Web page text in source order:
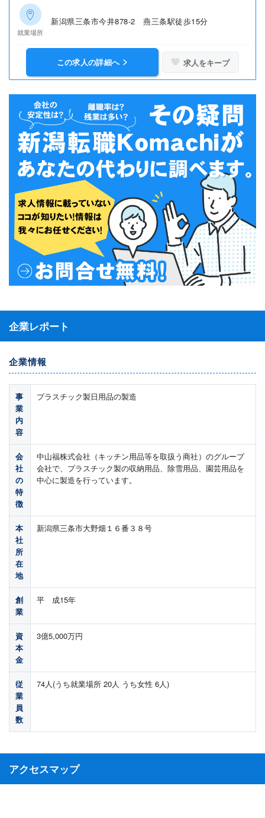
企業レポート
企業情報
事
業
内
容
プラスチック製日用品の製造
会
社
の
特
徴
中山福株式会社（キッチン用品等を取扱う商社）のグループ
会社で、プラスチック製の収納用品、除雪用品、園芸用品を
中心に製造を行っています。
本
社
所
在
地
新潟県三条市大野畑１６番３８号
創
業
平 成15年
資
本
金
3億5,000万円
従
業
員
数
74人(うち就業場所 20人 うち女性 6人)
アクセスマップ
就業場所
新潟県三条市今井878-2 燕三条駅徒歩15分
この求人の詳細へ 求人をキープ